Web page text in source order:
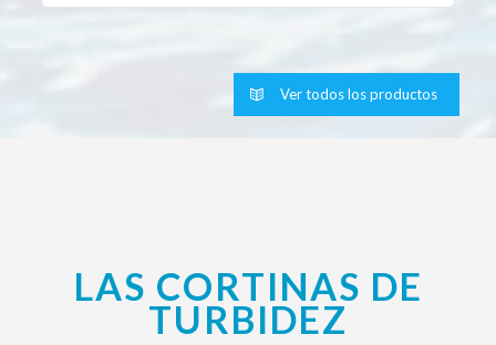
Ver todos los productos
LAS CORTINAS DE
TURBIDEZ